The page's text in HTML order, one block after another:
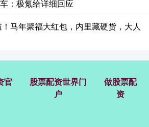
：极氪给详细回应
马年聚福大红包，内里藏硬货，大人
官
股票配资世界门
户
做股票配
资